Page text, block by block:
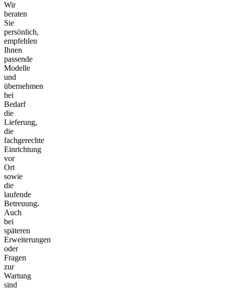
Wir
beraten
Sie
persönlich,
empfehlen
Ihnen
passende
Modelle
und
übernehmen
bei
Bedarf
die
Lieferung,
die
fachgerechte
Einrichtung
vor
Ort
sowie
die
laufende
Betreuung.
Auch
bei
späteren
Erweiterungen
oder
Fragen
zur
Wartung
sind